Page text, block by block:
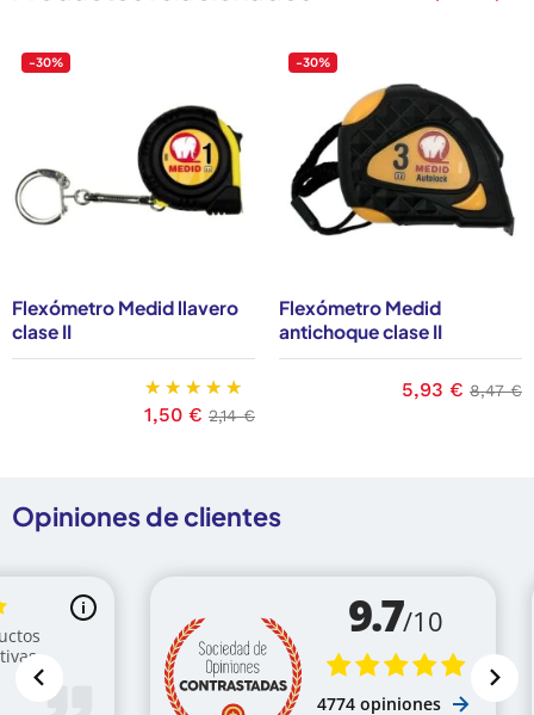
Flexómetro Medid llavero
clase II
-30%
Precio
1,50 € Precio base
2,14 €
Flexómetro Medid
antichoque clase II
-30%
Precio
5,93 € Precio
8,47 €
Opiniones de clientes